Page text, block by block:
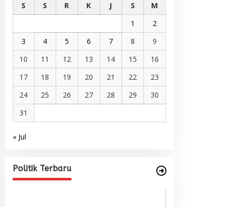
S
S R K J S
M
1
2
3
4 5 6 7 8
9
10
11 12 13 14 15
16
17
18 19 20 21 22
23
24
25 26 27 28 29
30
31
« Jul
Politik Terbaru
Internasional dari Spanyol dan
Malaysia
Di BERITA, POLITIK